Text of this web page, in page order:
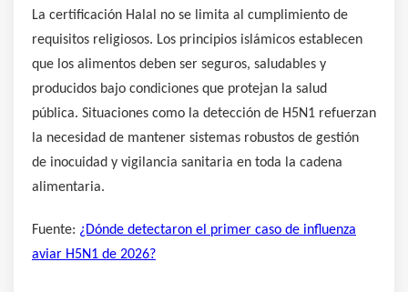
La certificación Halal no se limita al cumplimiento de
requisitos religiosos. Los principios islámicos establecen
que los alimentos deben ser seguros, saludables y
producidos bajo condiciones que protejan la salud
pública. Situaciones como la detección de H5N1 refuerzan
la necesidad de mantener sistemas robustos de gestión
de inocuidad y vigilancia sanitaria en toda la cadena
alimentaria.
Fuente: ¿Dónde detectaron el primer caso de influenza
aviar H5N1 de 2026?